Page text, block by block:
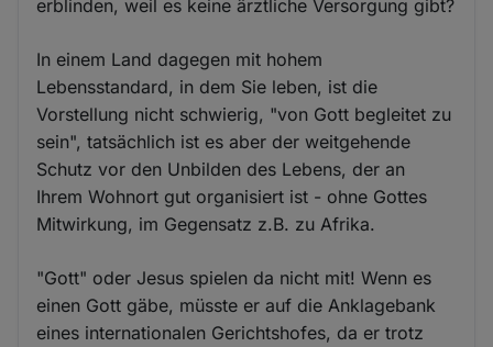
erblinden, weil es keine ärztliche Versorgung gibt?
In einem Land dagegen mit hohem
Lebensstandard, in dem Sie leben, ist die
Vorstellung nicht schwierig, "von Gott begleitet zu
sein", tatsächlich ist es aber der weitgehende
Schutz vor den Unbilden des Lebens, der an
Ihrem Wohnort gut organisiert ist - ohne Gottes
Mitwirkung, im Gegensatz z.B. zu Afrika.
"Gott" oder Jesus spielen da nicht mit! Wenn es
einen Gott gäbe, müsste er auf die Anklagebank
eines internationalen Gerichtshofes, da er trotz
Cookies